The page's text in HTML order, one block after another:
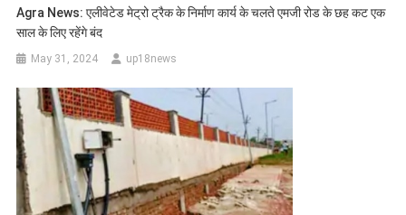
Agra News: एलीवेटेड मेट्रो ट्रैक के निर्माण कार्य के चलते एमजी रोड के छह कट एक
साल के लिए रहेंगे बंद
May 31, 2024 up18news